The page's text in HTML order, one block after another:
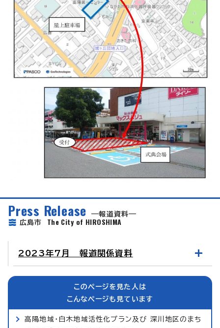
Press Release
報道資料
広島市 The City of HIROSHIMA
2023年7月 報道関係資料
このページを見た人は
こんなページも見ています
高陽地域・白木地域活性化プラン及び 深川地区のまち